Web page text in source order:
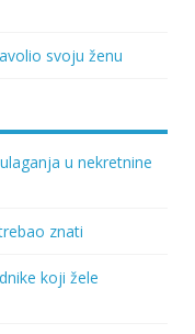
svoju ženu
u nekretnine
znati
koji žele